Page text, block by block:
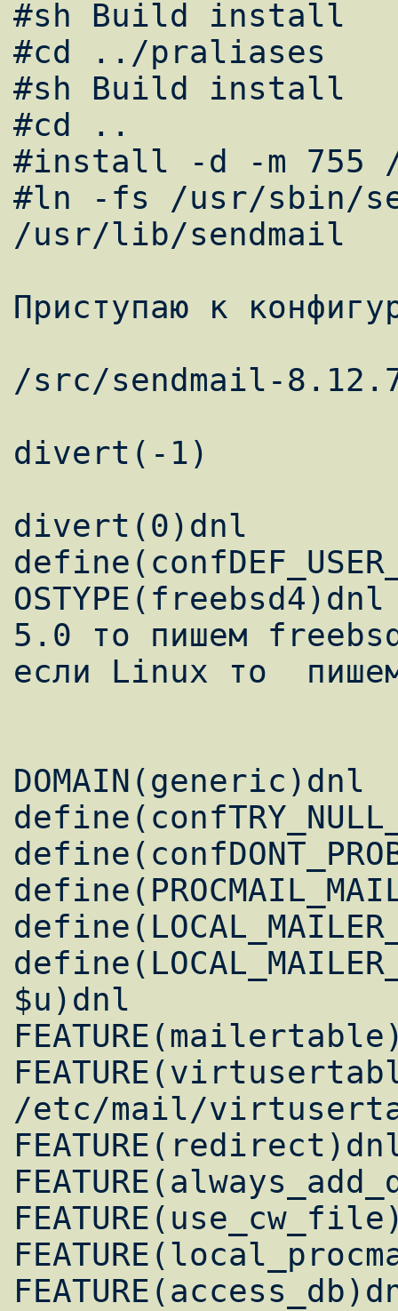
#sh Build install
#cd ../praliases
#sh Build install
#cd ..
#install -d -m 755 /
#ln -fs /usr/sbin/
/usr/lib/sendmail
Приступаю к
/src/sendmail-
divert(-1)
divert(0)dnl
5.0 то пишем
если Linux то
DOMAIN(generic)dnl
$u)dnl
/etc/mail/